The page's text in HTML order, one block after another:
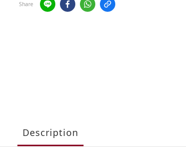
Share
Description